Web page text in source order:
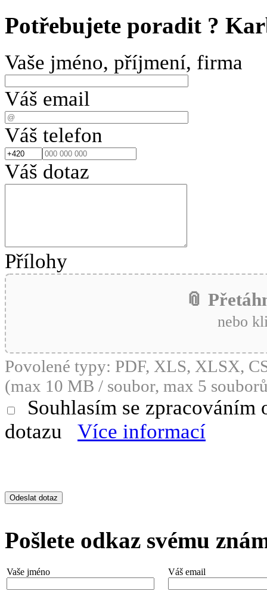
Potřebujete poradit ?
Vaše jméno, příjmení, firma
Váš email
Váš telefon
Váš dotaz
Přílohy
📎
nebo
Povolené typy: PDF, XLS, XLSX,
(max 10 MB / soubor, max 5
Souhlasím se
dotazu
Více informací
Pošlete odkaz svému
Vaše jméno Váš email